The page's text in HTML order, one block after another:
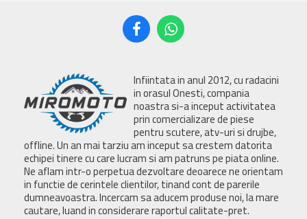
Infiintata in anul 2012, cu radacini
in orasul Onesti, compania
noastra si-a inceput activitatea
prin comercializare de piese
pentru scutere, atv-uri si drujbe,
offline. Un an mai tarziu am inceput sa crestem datorita
echipei tinere cu care lucram si am patruns pe piata online.
Ne aflam intr-o perpetua dezvoltare deoarece ne orientam
in functie de cerintele clientilor, tinand cont de parerile
dumneavoastra. Incercam sa aducem produse noi, la mare
cautare, luand in considerare raportul calitate-pret.